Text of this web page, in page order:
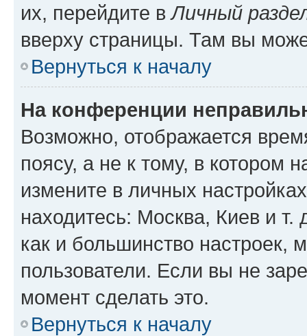
их, перейдите вЛичный
вверху страницы. Там вы
Вернуться к началу
На конференции
Возможно, отображается
поясу, а не к тому, в котором
измените в личных
находитесь: Москва, Киев и т.
как и большинство настроек,
пользователи. Если вы не
момент сделать это.
Вернуться к началу